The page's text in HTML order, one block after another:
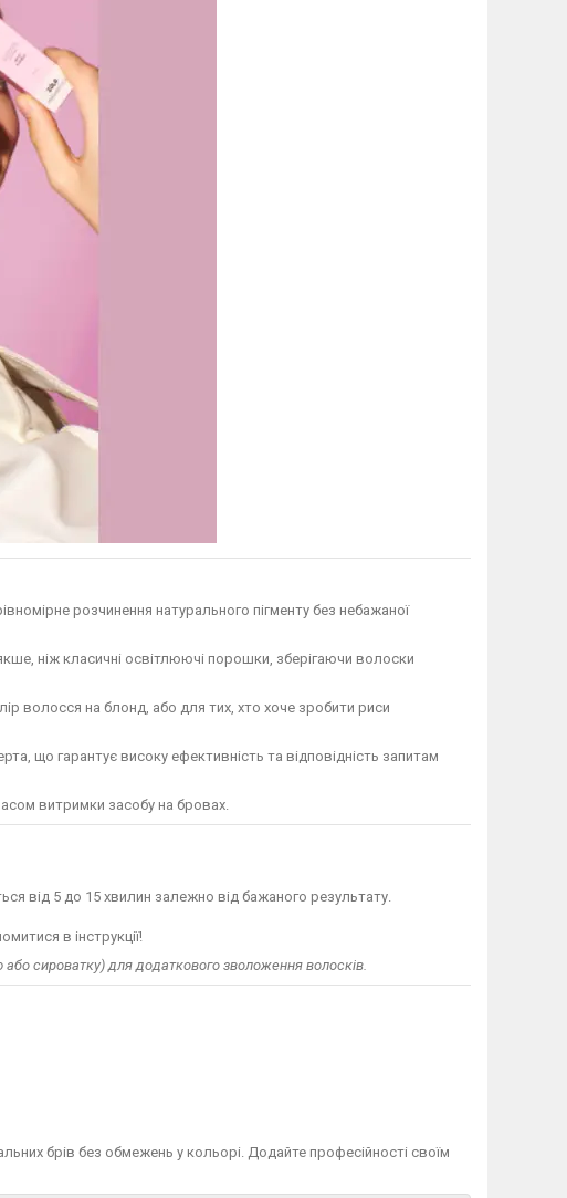
розчинення натурального пігменту без небажаної
ніж класичні освітлюючі порошки, зберігаючи волоски
волосся на блонд, або для тих, хто хоче зробити риси
що гарантує високу ефективність та відповідність запитам
витримки засобу на бровах.
від 5 до 15 хвилин залежно від бажаного результату.
в інструкції!
сироватку) для додаткового зволоження волосків.
брів без обмежень у кольорі. Додайте професійності своїм